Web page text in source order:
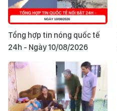
Tổng hợp tin nóng quốc tế
24h - Ngày 10/08/2026